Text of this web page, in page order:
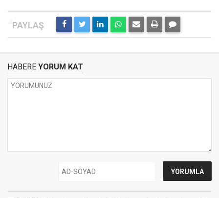
HABERE YORUM KAT